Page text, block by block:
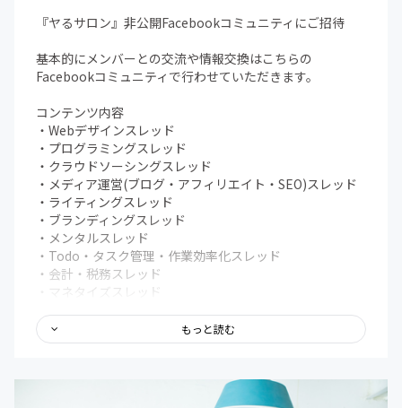
『ヤるサロン』非公開Facebookコミュニティにご招待
基本的にメンバーとの交流や情報交換はこちらの
Facebookコミュニティで行わせていただきます。
コンテンツ内容
・Webデザインスレッド
・プログラミングスレッド
・クラウドソーシングスレッド
・メディア運営(ブログ・アフィリエイト・SEO)スレッド
・ライティングスレッド
・ブランディングスレッド
・メンタルスレッド
・Todo・タスク管理・作業効率化スレッド
・会計・税務スレッド
・マネタイズスレッド
・各講師に質問スレッド
・息抜きスレッド
もっと読む